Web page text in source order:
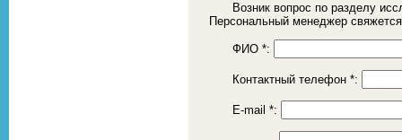
Возник вопрос по разделу
Персональный менеджер
ФИО *:
Контактный телефон *:
E-mail *: